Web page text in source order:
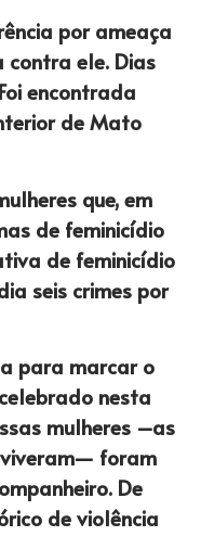
por ameaça
contra ele. Dias
encontrada
de Mato
que, em
de feminicídio
de feminicídio
seis crimes por
para marcar o
nesta
mulheres –as
foram
De
de violência